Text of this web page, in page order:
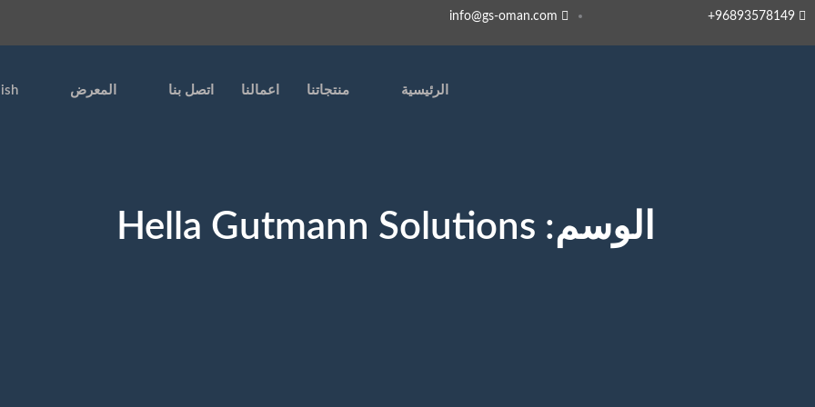
96893578149​+
info@gs-oman.com
الرئيسية منتجاتنا اعمالنا اتصل بنا المعرض
الوسم: Hella Gutmann Solutions